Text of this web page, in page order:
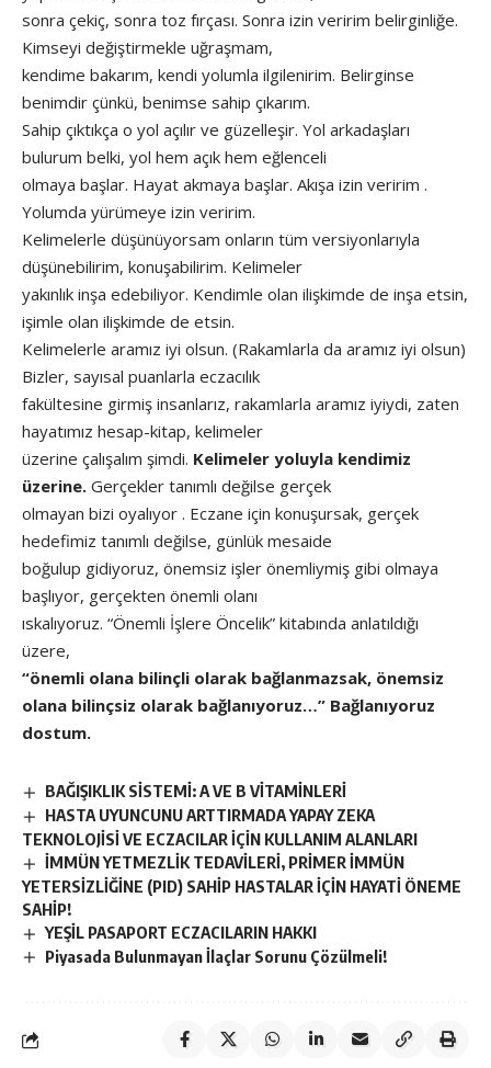
sonra çekiç, sonra toz fırçası. Sonra izin veririm belirginliğe.
Kimseyi değiştirmekle uğraşmam,
kendime bakarım, kendi yolumla ilgilenirim. Belirginse
benimdir çünkü, benimse sahip çıkarım.
Sahip çıktıkça o yol açılır ve güzelleşir. Yol arkadaşları
bulurum belki, yol hem açık hem eğlenceli
olmaya başlar. Hayat akmaya başlar. Akışa izin veririm .
Yolumda yürümeye izin veririm.
Kelimelerle düşünüyorsam onların tüm versiyonlarıyla
düşünebilirim, konuşabilirim. Kelimeler
yakınlık inşa edebiliyor. Kendimle olan ilişkimde de inşa etsin,
işimle olan ilişkimde de etsin.
Kelimelerle aramız iyi olsun. (Rakamlarla da aramız iyi olsun)
Bizler, sayısal puanlarla eczacılık
fakültesine girmiş insanlarız, rakamlarla aramız iyiydi, zaten
hayatımız hesap-kitap, kelimeler
üzerine çalışalım şimdi. Kelimeler yoluyla kendimiz
üzerine. Gerçekler tanımlı değilse gerçek
olmayan bizi oyalıyor . Eczane için konuşursak, gerçek
hedefimiz tanımlı değilse, günlük mesaide
boğulup gidiyoruz, önemsiz işler önemliymiş gibi olmaya
başlıyor, gerçekten önemli olanı
ıskalıyoruz. “Önemli İşlere Öncelik” kitabında anlatıldığı
üzere,
“önemli olana bilinçli olarak bağlanmazsak, önemsiz
olana bilinçsiz olarak bağlanıyoruz…” Bağlanıyoruz
dostum.
BAĞIŞIKLIK SİSTEMİ: A VE B VİTAMİNLERİ
HASTA UYUNCUNU ARTTIRMADA YAPAY ZEKA
TEKNOLOJİSİ VE ECZACILAR İÇİN KULLANIM ALANLARI
İMMÜN YETMEZLİK TEDAVİLERİ, PRİMER İMMÜN
YETERSİZLİĞİNE (PID) SAHİP HASTALAR İÇİN HAYATİ ÖNEME
SAHİP!
YEŞİL PASAPORT ECZACILARIN HAKKI
Piyasada Bulunmayan İlaçlar Sorunu Çözülmeli!